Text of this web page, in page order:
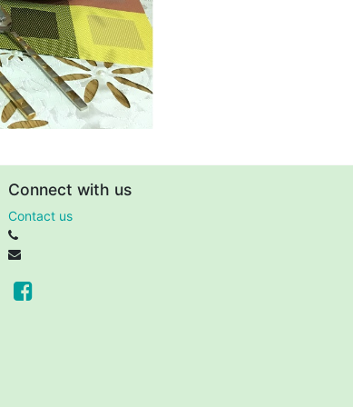
Connect with us
Contact us